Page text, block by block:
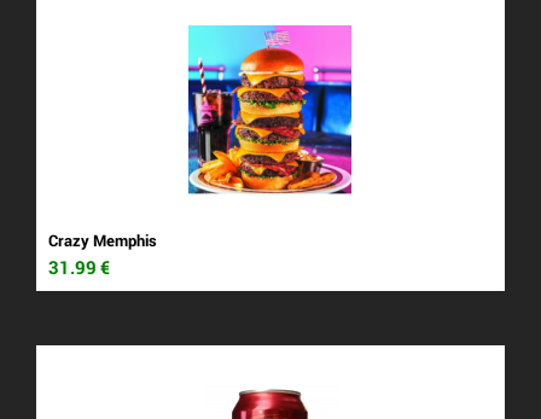
Crazy Memphis
31.99 €